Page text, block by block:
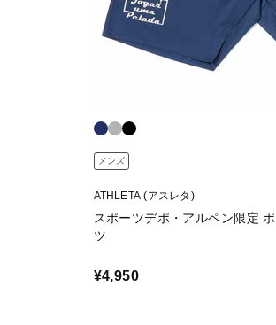
メンズ
ATHLETA (アスレタ)
スポーツデポ・アルペン限定
ツ
¥4,950